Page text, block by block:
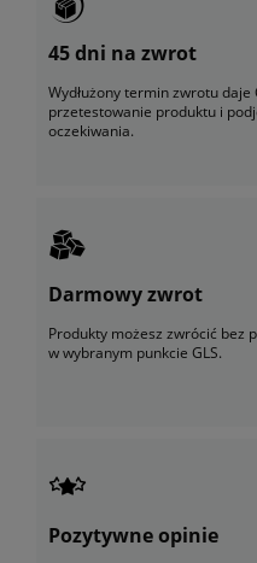
45 dni na zwrot
Wydłużony termin zwrotu
przetestowanie produktu i
oczekiwania.
Darmowy zwrot
Produkty możesz zwrócić bez
w wybranym punkcie GLS.
Pozytywne opinie